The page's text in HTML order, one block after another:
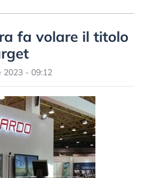
fa volare il titolo
2023 - 09:12